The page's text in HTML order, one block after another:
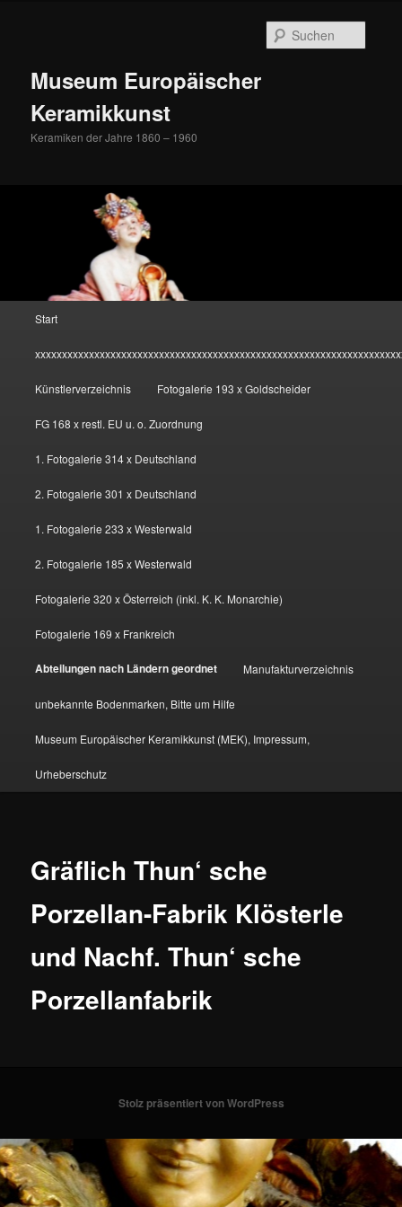
Museum Europäischer
Keramikkunst
Keramiken der Jahre 1860 – 1960
Start
Künstlerverzeichnis Fotogalerie 193 x Goldscheider
FG 168 x restl. EU u. o. Zuordnung
1. Fotogalerie 314 x Deutschland
2. Fotogalerie 301 x Deutschland
1. Fotogalerie 233 x Westerwald
2. Fotogalerie 185 x Westerwald
Fotogalerie 320 x Österreich (inkl. K. K. Monarchie)
Fotogalerie 169 x Frankreich
Abteilungen nach Ländern geordnet Manufakturverzeichnis
unbekannte Bodenmarken, Bitte um Hilfe
Museum Europäischer Keramikkunst (MEK), Impressum,
Urheberschutz
Gräflich Thun‘ sche
Porzellan-Fabrik Klösterle
und Nachf. Thun‘ sche
Porzellanfabrik
Stolz präsentiert von WordPress